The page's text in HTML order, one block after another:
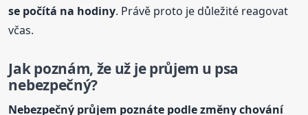
se počítá na hodiny. Právě proto je důležité reagovat
včas.
Jak poznám, že už je průjem u psa
nebezpečný?
Nebezpečný průjem poznáte podle změny chování